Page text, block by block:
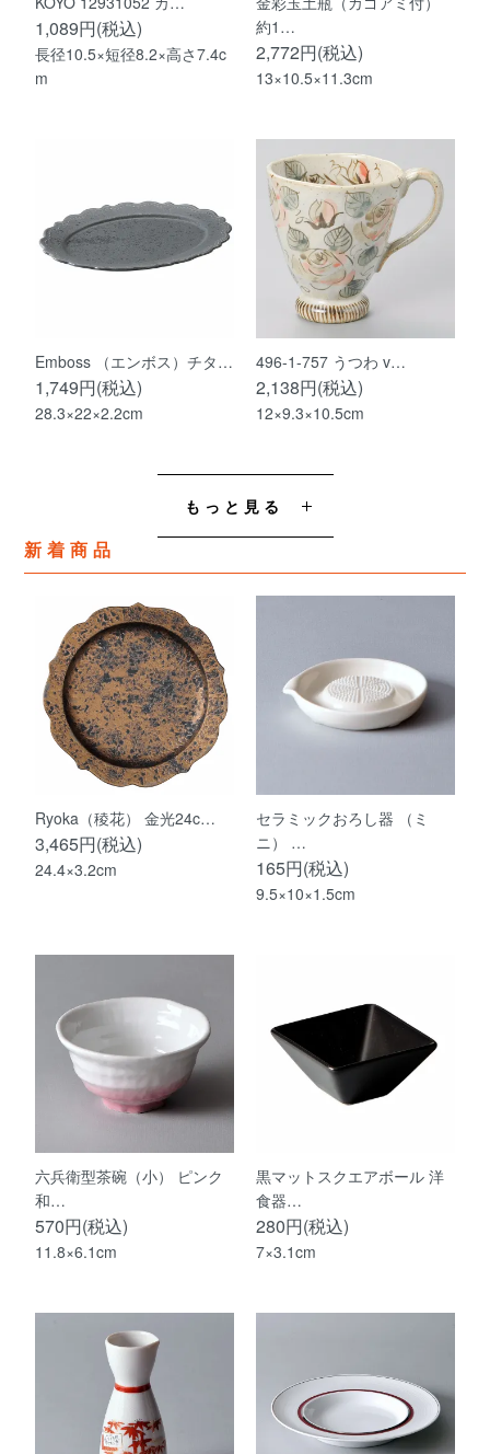
1,089円(税込)
長径10.5×短径8.2×高さ7.4c
m
約1…
2,772円(税込)
13×10.5×11.3cm
Emboss （エンボス）チタ…
1,749円(税込)
28.3×22×2.2cm
496-1-757 うつわ v…
2,138円(税込)
12×9.3×10.5cm
もっと見る
新着商品
Ryoka（稜花） 金光24c…
3,465円(税込)
24.4×3.2cm
セラミックおろし器 （ミ
ニ） …
165円(税込)
9.5×10×1.5cm
六兵衛型茶碗（小） ピンク
和…
570円(税込)
11.8×6.1cm
黒マットスクエアボール 洋
食器…
280円(税込)
7×3.1cm